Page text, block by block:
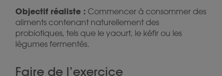
Objectif réaliste : Commencer à consommer des
aliments contenant naturellement des
probiotiques, tels que le yaourt, le kéfir ou les
légumes fermentés.
Faire de l’exercice